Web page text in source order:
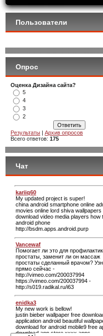
Пользователи
Опрос
Оценка Дизайна сайта?
5
4
3
2
Результаты | Архив опросов
Всего ответов: 175
Чат